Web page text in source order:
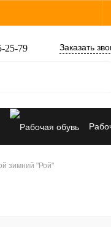
25-79 Заказать
зимний "Рой"